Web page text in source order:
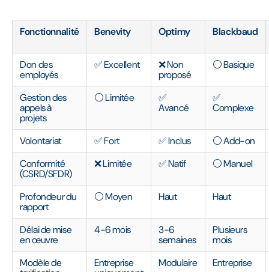
Fonctionnalité Benevity Optimy Blackbaud
Don des
employés
✅ Excellent
❌ Non
proposé
⚪ Basique
Gestion des
appels à
projets
⚪ Limitée
✅
Avancé
✅
Complexe
Volontariat ✅ Fort ✅ Inclus
⚪ Add-on
Conformité
(CSRD/SFDR)
❌ Limitée ✅ Natif ⚪ Manuel
Profondeur du
rapport
⚪ Moyen Haut Haut
Délai de mise
en œuvre
4-6 mois
3-6
semaines
Plusieurs
mois
Modèle de
Entreprise
Modulaire Entreprise